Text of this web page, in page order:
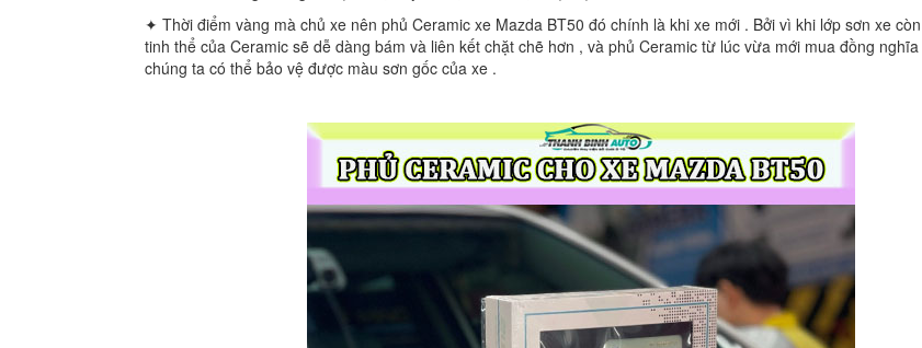
✦ Thời điểm vàng mà chủ xe nên phủ Ceramic xe Mazda BT50 đó chính là khi xe mới . Bởi vì khi lớp sơn xe
tinh thể của Ceramic sẽ dễ dàng bám và liên kết chặt chẽ hơn , và phủ Ceramic từ lúc vừa mới mua đồng
chúng ta có thể bảo vệ được màu sơn gốc của xe .